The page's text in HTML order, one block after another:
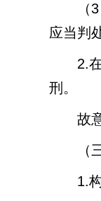
（3
应当判
2.
刑。
故
（
1.